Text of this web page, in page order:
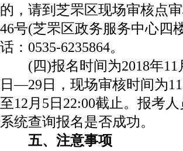
的，请到芝罘区现场审核点
46号(芝罘区政务服务中心四
话：0535-6235864。
(四)报名时间为2018年11
日—29日，现场审核时间为
至12月5日22:00截止。报考
系统查询报名是否成功。
五、注意事项